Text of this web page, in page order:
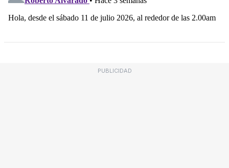
PUBLICIDAD